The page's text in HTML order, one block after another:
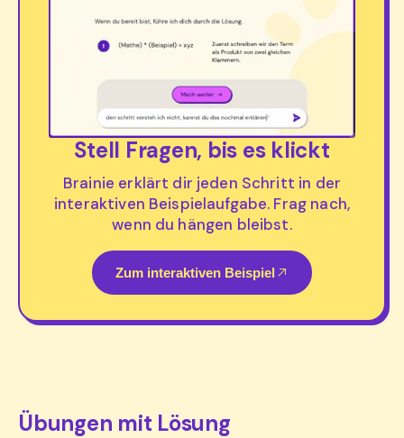
Stell Fragen, bis es klickt
Brainie erklärt dir jeden Schritt in der
interaktiven Beispielaufgabe. Frag nach,
wenn du hängen bleibst.
Zum interaktiven Beispiel
Übungen mit Lösung